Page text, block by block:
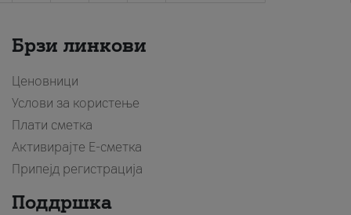
Брзи линкови
Ценовници
Услови за користење
Плати сметка
Активирајте Е-сметка
Припејд регистрација
Поддршка